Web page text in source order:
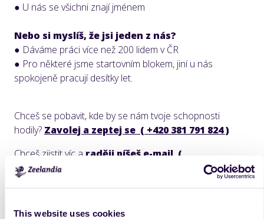
This website uses cookies
● U nás se všichni znají jménem
Nebo si myslíš, že jsi jeden z nás?
● Dáváme práci více než 200 lidem v ČR
● Pro některé jsme startovním blokem, jiní u nás
spokojeně pracují desítky let.
Chceš se pobavit, kde by se nám tvoje schopnosti
hodily? Zavolej a zeptej se ( +420 381 791 824 )
Chceš zjistit víc a raději píšeš e-mail (
prace@zeelandia.cz )